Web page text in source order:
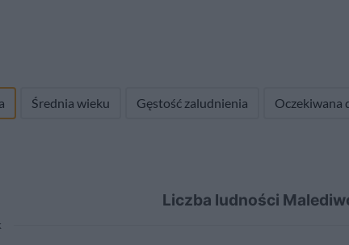
Średnia wieku Gęstość zaludnienia Oczekiwana
Liczba ludności